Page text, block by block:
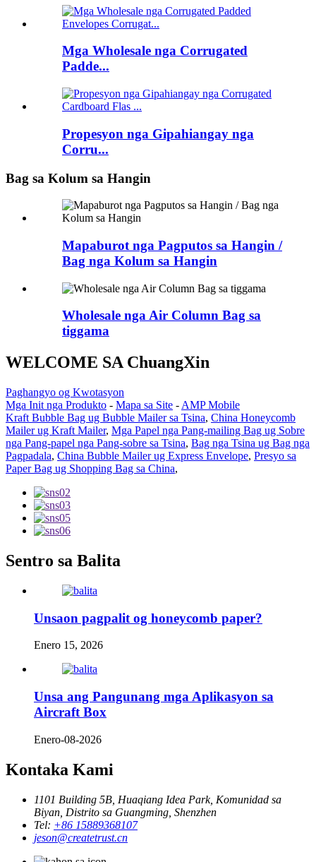
Mga Wholesale nga Corrugated
Padde...
Propesyon nga Gipahiangay nga
Corru...
Bag sa Kolum sa Hangin
Mapaburot nga Pagputos sa Hangin /
Bag nga Kolum sa Hangin
Wholesale nga Air Column Bag sa
tiggama
WELCOME SA ChuangXin
Paghangyo og Kwotasyon
Mga Init nga Produkto - Mapa sa Site - AMP Mobile
Kraft Bubble Bag ug Bubble Mailer sa Tsina, China Honeycomb
Mailer ug Kraft Mailer, Mga Papel nga Pang-mailing Bag ug Sobre
nga Pang-papel nga Pang-sobre sa Tsina, Bag nga Tsina ug Bag nga
Pagpadala, China Bubble Mailer ug Express Envelope, Presyo sa
Paper Bag ug Shopping Bag sa China,
Sentro sa Balita
Unsaon pagpalit og honeycomb paper?
Enero 15, 2026
Unsa ang Pangunang mga Aplikasyon sa
Aircraft Box
Enero-08-2026
Kontaka Kami
1101 Building 5B, Huaqiang Idea Park, Komunidad sa
Biyan, Distrito sa Guangming, Shenzhen
Tel: +86 15889368107
jeson@createtrust.cn